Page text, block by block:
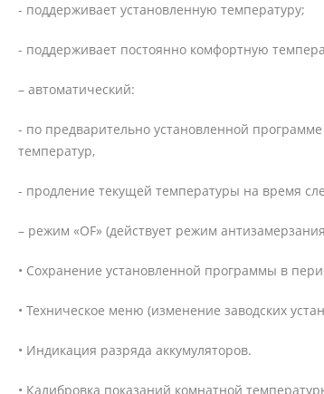
- поддерживает установленную температуру;
- поддерживает постоянно комфортную
– автоматический:
- по предварительно установленной
температур,
- продление текущей температуры на время
– режим «OF» (действует режим
• Сохранение установленной программы в
• Техническое меню (изменение заводских
• Индикация разряда аккумуляторов.
• Калибровка показаний комнатной